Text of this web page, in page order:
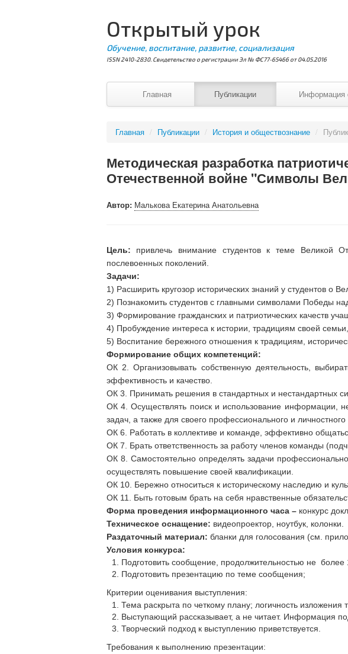
Открытый урок
Обучение, воспитание, развитие, социализация
ISSN 2410-2830. Свидетельство о регистрации Эл № ФС77-65466 от 04.05.2016
Главная Публикации Информация
Главная / Публикации / История и обществознание /
Методическая разработка
Отечественной войне "Символы
Автор: Малькова Екатерина Анатольевна
Цель: привлечь внимание студентов к теме Великой
послевоенных поколений.
Задачи:
1) Расширить кругозор исторических знаний у студентов о
2) Познакомить студентов с главными символами Победы
3) Формирование гражданских и патриотических качеств
4) Пробуждение интереса к истории, традициям своей семьи,
5) Воспитание бережного отношения к традициям,
Формирование общих компетенций:
ОК 2. Организовывать собственную деятельность,
эффективность и качество.
ОК 3. Принимать решения в стандартных и нестандартных
ОК 4. Осуществлять поиск и использование информации,
задач, а также для своего профессионального и личностного
ОК 6. Работать в коллективе и команде, эффективно
ОК 7. Брать ответственность за работу членов команды
ОК 8. Самостоятельно определять задачи
осуществлять повышение своей квалификации.
ОК 10. Бережно относиться к историческому наследию и
ОК 11. Быть готовым брать на себя нравственные
Форма проведения информационного часа – конкурс
Техническое оснащение: видеопроектор, ноутбук, колонки.
Раздаточный материал: бланки для голосования (см.
Условия конкурса:
Подготовить сообщение, продолжительностью не более
Подготовить презентацию по теме сообщения;
Критерии оценивания выступления:
Тема раскрыта по четкому плану; логичность изложения
Выступающий рассказывает, а не читает. Информация
Творческий подход к выступлению приветствуется.
Требования к выполнению презентации: